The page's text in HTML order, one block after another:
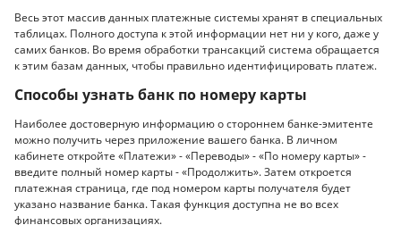
Весь этот массив данных платежные системы хранят в специальных
таблицах. Полного доступа к этой информации нет ни у кого, даже у
самих банков. Во время обработки трансакций система обращается
к этим базам данных, чтобы правильно идентифицировать платеж.
Способы узнать банк по номеру карты
Наиболее достоверную информацию о стороннем банке-эмитенте
можно получить через приложение вашего банка. В личном
кабинете откройте «Платежи» - «Переводы» - «По номеру карты» -
введите полный номер карты - «Продолжить». Затем откроется
платежная страница, где под номером карты получателя будет
указано название банка. Такая функция доступна не во всех
финансовых организациях.